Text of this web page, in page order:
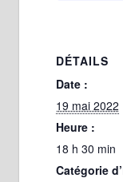
DÉTAILS
Date :
19 mai 2022
Heure :
18 h 30 min
Catégorie